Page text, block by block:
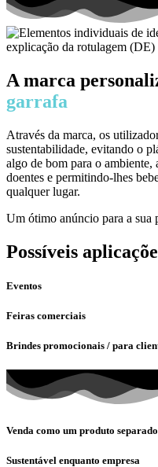
A marca
garrafa
Através da marca, os
sustentabilidade, evitando o
algo de bom para o ambiente,
doentes e permitindo-lhes
qualquer lugar.
Um ótimo anúncio para a sua
Possíveis
Eventos
Feiras comerciais
Brindes promocionais / para
Venda como um produto separado
Sustentável enquanto empresa